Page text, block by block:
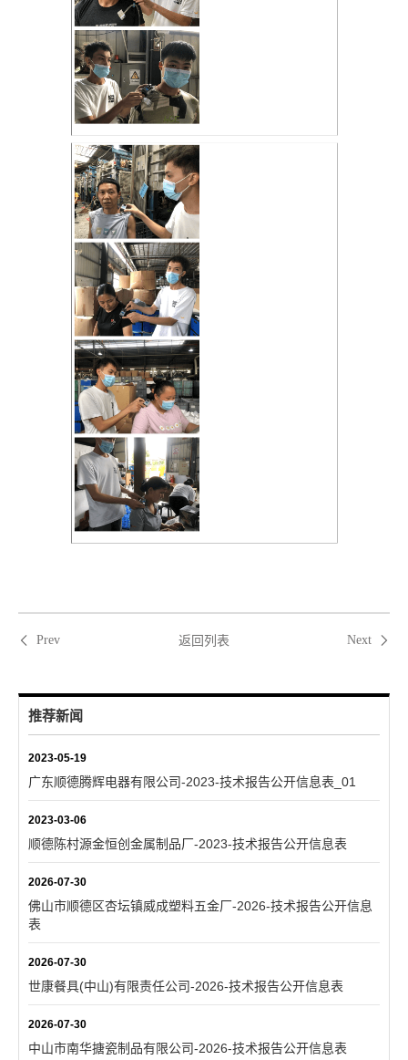
Prev 返回列表 Next
推荐新闻
2023-05-19
广东顺德腾辉电器有限公司-2023-技术报告公开信息表_01
2023-03-06
顺德陈村源金恒创金属制品厂-2023-技术报告公开信息表
2026-07-30
佛山市顺德区杏坛镇威成塑料五金厂-2026-技术报告公开信息
表
2026-07-30
世康餐具(中山)有限责任公司-2026-技术报告公开信息表
2026-07-30
中山市南华搪瓷制品有限公司-2026-技术报告公开信息表